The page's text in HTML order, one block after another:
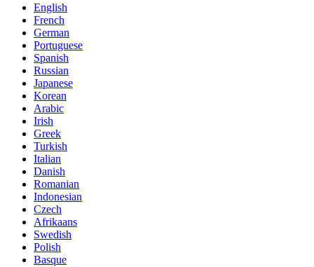
English
French
German
Portuguese
Spanish
Russian
Japanese
Korean
Arabic
Irish
Greek
Turkish
Italian
Danish
Romanian
Indonesian
Czech
Afrikaans
Swedish
Polish
Basque